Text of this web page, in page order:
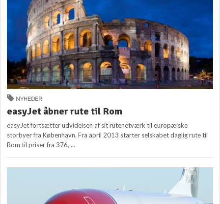
NYHEDER
easyJet åbner rute til Rom
easyJet fortsætter udvidelsen af sit rutenetværk til europæiske
storbyer fra København. Fra april 2013 starter selskabet daglig rute til
Rom til priser fra 376,-...